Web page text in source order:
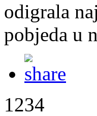
odigrala
pobjeda u
1234